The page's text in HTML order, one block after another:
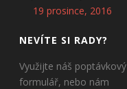
19 prosince, 2016
NEVÍTE SI RADY?
Využijte náš poptávkový
formulář, nebo nám